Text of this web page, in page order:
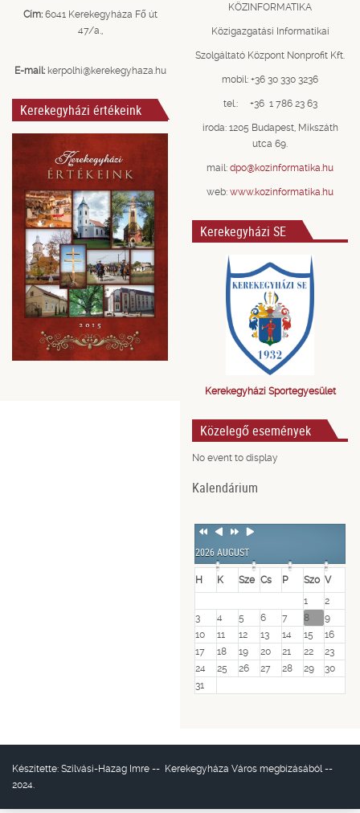
Cím: 6041 Kerekegyháza Fő út
47/a.,
E-mail: kerpolhi@kerekegyhaza.hu
Kerekegyházi értékeink
KÖZINFORMATIKA
Közigazgatási Informatikai
Szolgáltató Központ Nonprofit Kft.
mobil: +36 30 330 3236
tel.: +36 1 786 23 63
iroda: 1205 Budapest, Mikszáth
utca 69.
mail: dpo@kozinformatika.hu
web: www.kozinformatika.hu
Kerekegyházi SE
Kerekegyházi Sportegyesület
Közelegő események
No event to display
Kalendárium
Previous
Previous
NextNext
2026 AUGUST
H K Sze Cs P Szo V
1
2
3
4 5 6 7 8
9
10
11 12 13 14 15
16
17
18 19 20 21 22
23
24
25 26 27 28 29
30
31
Készítette: Szilvási-Hazag Imre -- Kerekegyháza Város megbízásából --
2024.